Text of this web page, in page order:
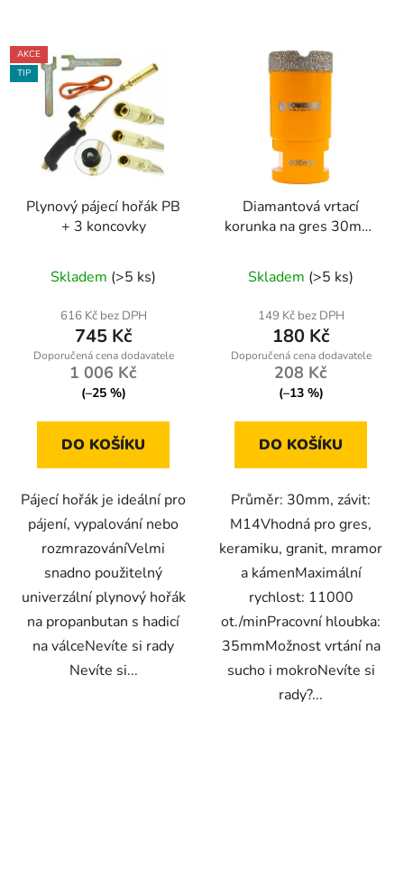
AKCE
TIP
Plynový pájecí hořák PB
+ 3 koncovky
hodnocení
produktu
je
5,0
z
hvězdiček.
Skladem (>5 ks)
616 Kč bez DPH
745 Kč
1 006 Kč
(–25 %)
DO KOŠÍKU
Pájecí hořák je ideální pro
pájení, vypalování nebo
rozmrazováníVelmi
snadno použitelný
univerzální plynový hořák
na propanbutan s hadicí
na válceNevíte si rady
Nevíte si...
Diamantová vrtací
korunka na gres 30mm,
Skladem (>5 ks)
149 Kč bez DPH
180 Kč
208 Kč
(–13 %)
DO KOŠÍKU
Průměr: 30mm, závit:
M14Vhodná pro gres,
keramiku, granit, mramor
a kámenMaximální
rychlost: 11000
ot./minPracovní hloubka:
35mmMožnost vrtání na
sucho i mokroNevíte si
rady?...